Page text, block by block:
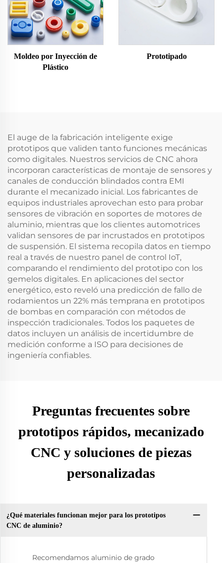
Moldeo por Inyección de
Plástico
Prototipado
El auge de la fabricación inteligente exige
prototipos que validen tanto funciones mecánicas
como digitales. Nuestros servicios de CNC ahora
incorporan características de montaje de sensores y
canales de conducción blindados contra EMI
durante el mecanizado inicial. Los fabricantes de
equipos industriales aprovechan esto para probar
sensores de vibración en soportes de motores de
aluminio, mientras que los clientes automotrices
validan sensores de par incrustados en prototipos
de suspensión. El sistema recopila datos en tiempo
real a través de nuestro panel de control IoT,
comparando el rendimiento del prototipo con los
gemelos digitales. En aplicaciones del sector
energético, esto reveló una predicción de fallo de
rodamientos un 22% más temprana en prototipos
de bombas en comparación con métodos de
inspección tradicionales. Todos los paquetes de
datos incluyen un análisis de incertidumbre de
medición conforme a ISO para decisiones de
ingeniería confiables.
Preguntas frecuentes sobre
prototipos rápidos, mecanizado
CNC y soluciones de piezas
personalizadas
¿Qué materiales funcionan mejor para los prototipos
CNC de aluminio?
Recomendamos aluminio de grado